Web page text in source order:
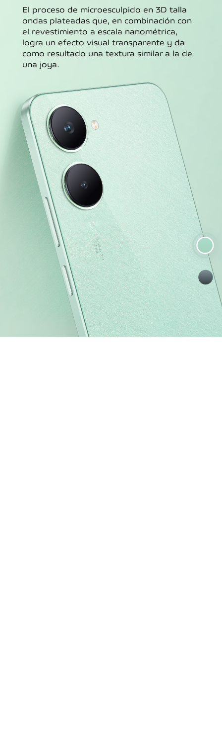
El proceso de microesculpido en 3D talla
ondas plateadas que, en combinación con
el revestimiento a escala nanométrica,
logra un efecto visual transparente y da
como resultado una textura similar a la de
una joya.